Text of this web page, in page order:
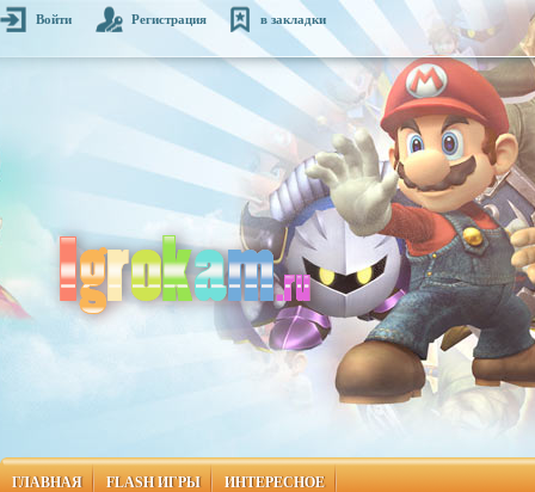
Войти Регистрация в закладки
ГЛАВНАЯ FLASH ИГРЫ ИНТЕРЕСНОЕ